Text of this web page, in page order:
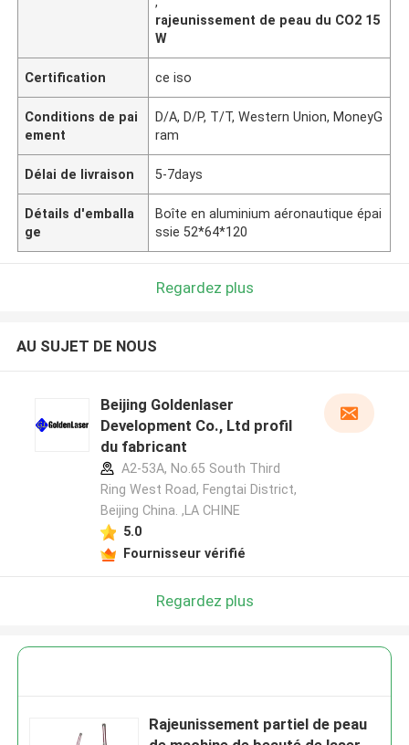
rajeunissement de peau du CO2 15
W
Certification ce iso
Conditions de pai
ement
D/A, D/P, T/T, Western Union, MoneyG
ram
Délai de livraison 5-7days
Détails d'emballa
ge
Boîte en aluminium aéronautique épai
ssie 52*64*120
Regardez plus
AU SUJET DE NOUS
Beijing Goldenlaser
Development Co., Ltd profil
du fabricant
A2-53A, No.65 South Third
Ring West Road, Fengtai District,
Beijing China. ,LA CHINE
5.0
Fournisseur vérifié
Regardez plus
Rajeunissement partiel de peau